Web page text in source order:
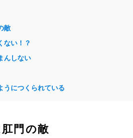
敵
ない！？
んしない
うにつくられている
門の敵